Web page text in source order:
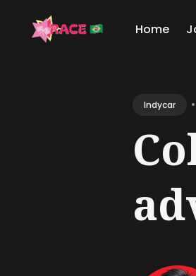
Home
Indycar •